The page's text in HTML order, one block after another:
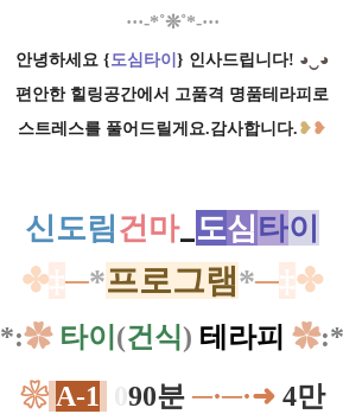
​···-*˚❊˚*-···
안녕하세요 {도심타이 } 인사드립니다! ◕‿◕
편안한 힐링공간에서 고품격 명품테라피로
스트레스를 풀어드릴게요.감사합니다. ❥ ❥
신도림건마_ 도심타이
✤‡─*프로그램*─‡✤
*:✿ 타이 (건식) 테라피 ✿:*
❀ A-1 90분 ─·─·➜ 4만